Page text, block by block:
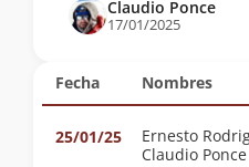
Fecha Nombres
25/01/25
Ernesto
Claudio Ponce
Claudio Ponce
17/01/2025